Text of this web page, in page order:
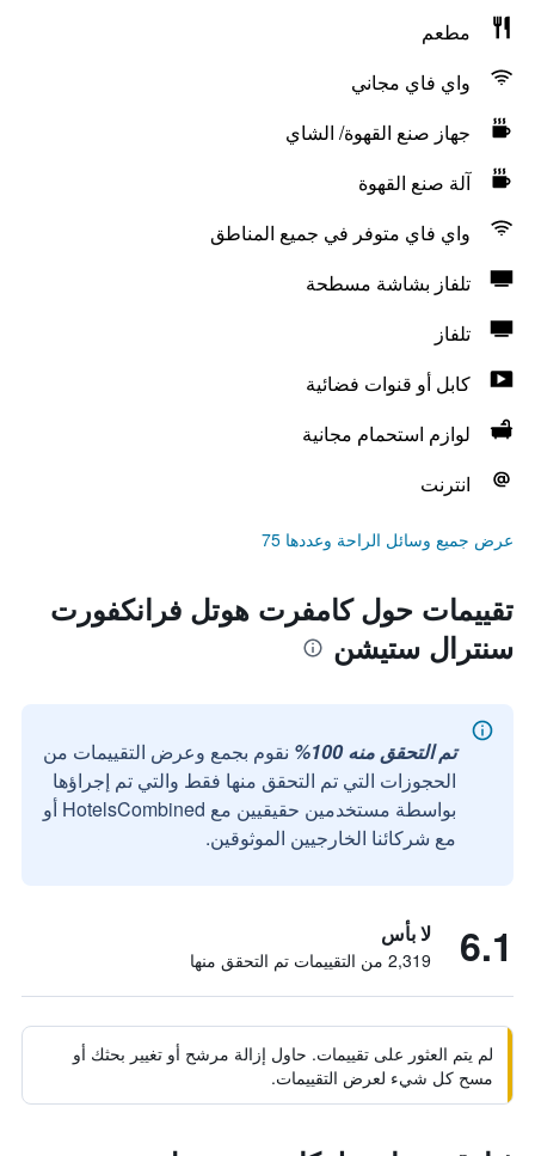
مطعم
واي فاي مجاني
جهاز صنع القهوة/ الشاي
آلة صنع القهوة
واي فاي متوفر في جميع المناطق
تلفاز بشاشة مسطحة
تلفاز
كابل أو قنوات فضائية
لوازم استحمام مجانية
انترنت
عرض جميع وسائل الراحة وعددها 75
تقييمات حول كامفرت هوتل فرانكفورت
سنترال ستيشن
تم التحقق منه 100%
نقوم بجمع وعرض التقييمات من
الحجوزات التي تم التحقق منها فقط والتي تم إجراؤها
بواسطة مستخدمين حقيقيين مع HotelsCombined أو
مع شركائنا الخارجيين الموثوقين.
6.1 لا بأس
2,319 من التقييمات تم التحقق منها
لم يتم العثور على تقييمات. حاول إزالة مرشح أو تغيير بحثك أو
مسح كل شيء لعرض التقييمات.